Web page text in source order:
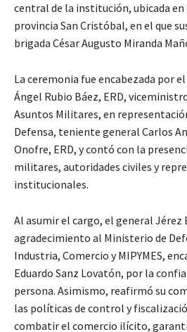
central de la institución, ubicada
provincia San Cristóbal, en el que
brigada César Augusto Miranda
La ceremonia fue encabezada por
Ángel Rubio Báez, ERD,
Asuntos Militares, en
Defensa, teniente general Carlos
Onofre, ERD, y contó con la
militares, autoridades civiles y
institucionales.
Al asumir el cargo, el general Jérez
agradecimiento al Ministerio de
Industria, Comercio y MIPYMES,
Eduardo Sanz Lovatón, por la
persona. Asimismo, reafirmó su
las políticas de control y
combatir el comercio ilícito,